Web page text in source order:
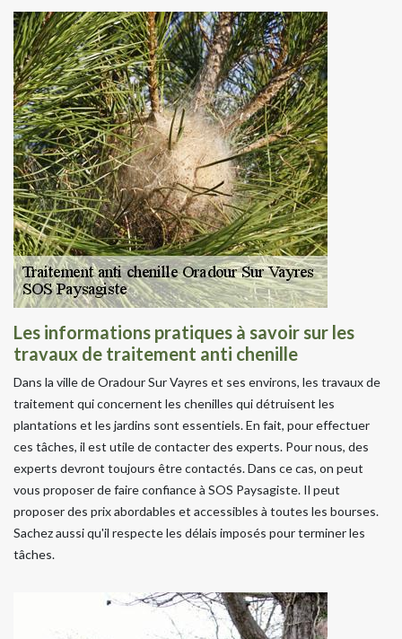
Les informations pratiques à savoir sur les
travaux de traitement anti chenille
Dans la ville de Oradour Sur Vayres et ses environs, les travaux de
traitement qui concernent les chenilles qui détruisent les
plantations et les jardins sont essentiels. En fait, pour effectuer
ces tâches, il est utile de contacter des experts. Pour nous, des
experts devront toujours être contactés. Dans ce cas, on peut
vous proposer de faire confiance à SOS Paysagiste. Il peut
proposer des prix abordables et accessibles à toutes les bourses.
Sachez aussi qu'il respecte les délais imposés pour terminer les
tâches.